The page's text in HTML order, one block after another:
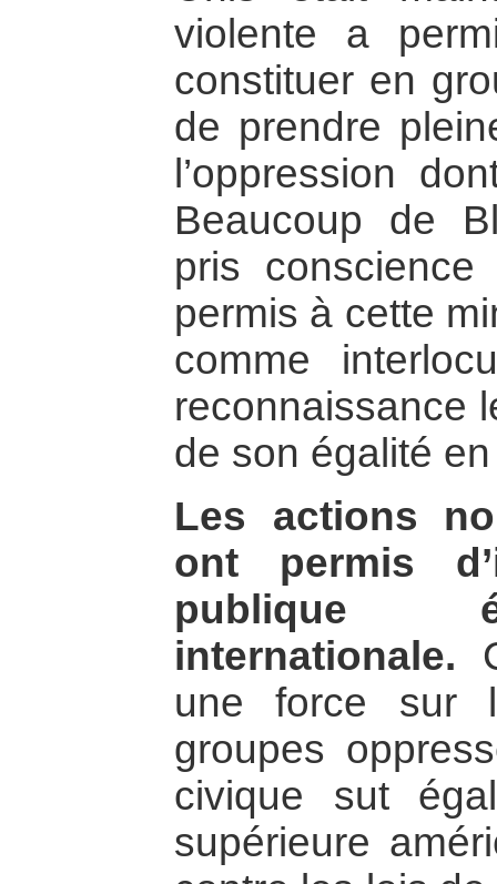
violente a
constituer en
de prendre
l’oppression
Beaucoup de
pris
permis à cette
comme
reconnaissance
de son égalité
Les actions
ont permis
publique
internationale.
une force sur
groupes
civique sut
supérieure